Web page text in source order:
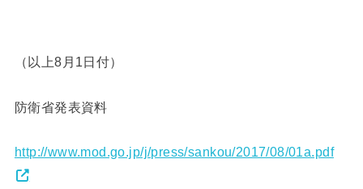
（以上8月1日付）
防衛省発表資料
http://www.mod.go.jp/j/press/sankou/2017/08/01a.pdf